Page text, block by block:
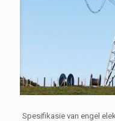
Spesifikasie van engel